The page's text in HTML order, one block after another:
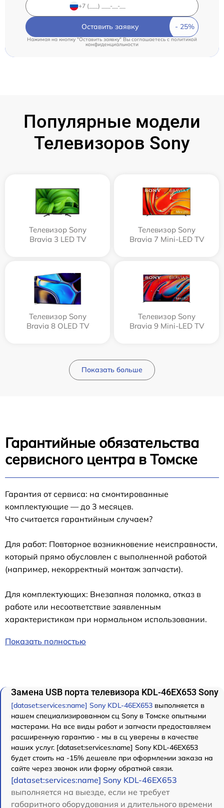
Оставить заявку
Нажимая на кнопку "Оставить заявку" Вы соглашаетесь cполитикой
конфиденциальности
Популярные модели
Телевизоров Sony
Телевизор Sony
Bravia 3 LED TV
Телевизор Sony
Bravia 7 Mini-LED TV
Телевизор Sony
Bravia 8 OLED TV
Телевизор Sony
Bravia 9 Mini-LED TV
Показать больше
Гарантийные обязательства
сервисного центра в Томске
Гарантия от сервиса: на смонтированные
комплектующие — до 3 месяцев.
Что считается гарантийным случаем?
Для работ: Повторное возникновение неисправности,
который прямо обусловлен с выполненной работой
(например, некорректный монтаж запчасти).
Для комплектующих: Внезапная поломка, отказ в
работе или несоответствие заявленным
характеристикам при нормальном использовании.
Показать полностью
Замена USB порта телевизора KDL-46EX653 Sony
[dataset:services:name] Sony KDL-46EX653 выполняется в
нашем специализированном сц Sony в Томске опытными
мастерами. На все виды работ и запчасти предоставляем
расширенную гарантию - мы в сц уверены в качестве
наших услуг. [dataset:services:name] Sony KDL-46EX653
будет стоить на -15% дешевле при оформлении заказа на
сайте через звонок или форму обратной связи.
[dataset:services:name] Sony KDL-46EX653
выполняется на выезде, если не требует
габаритного оборудования и длительного времени